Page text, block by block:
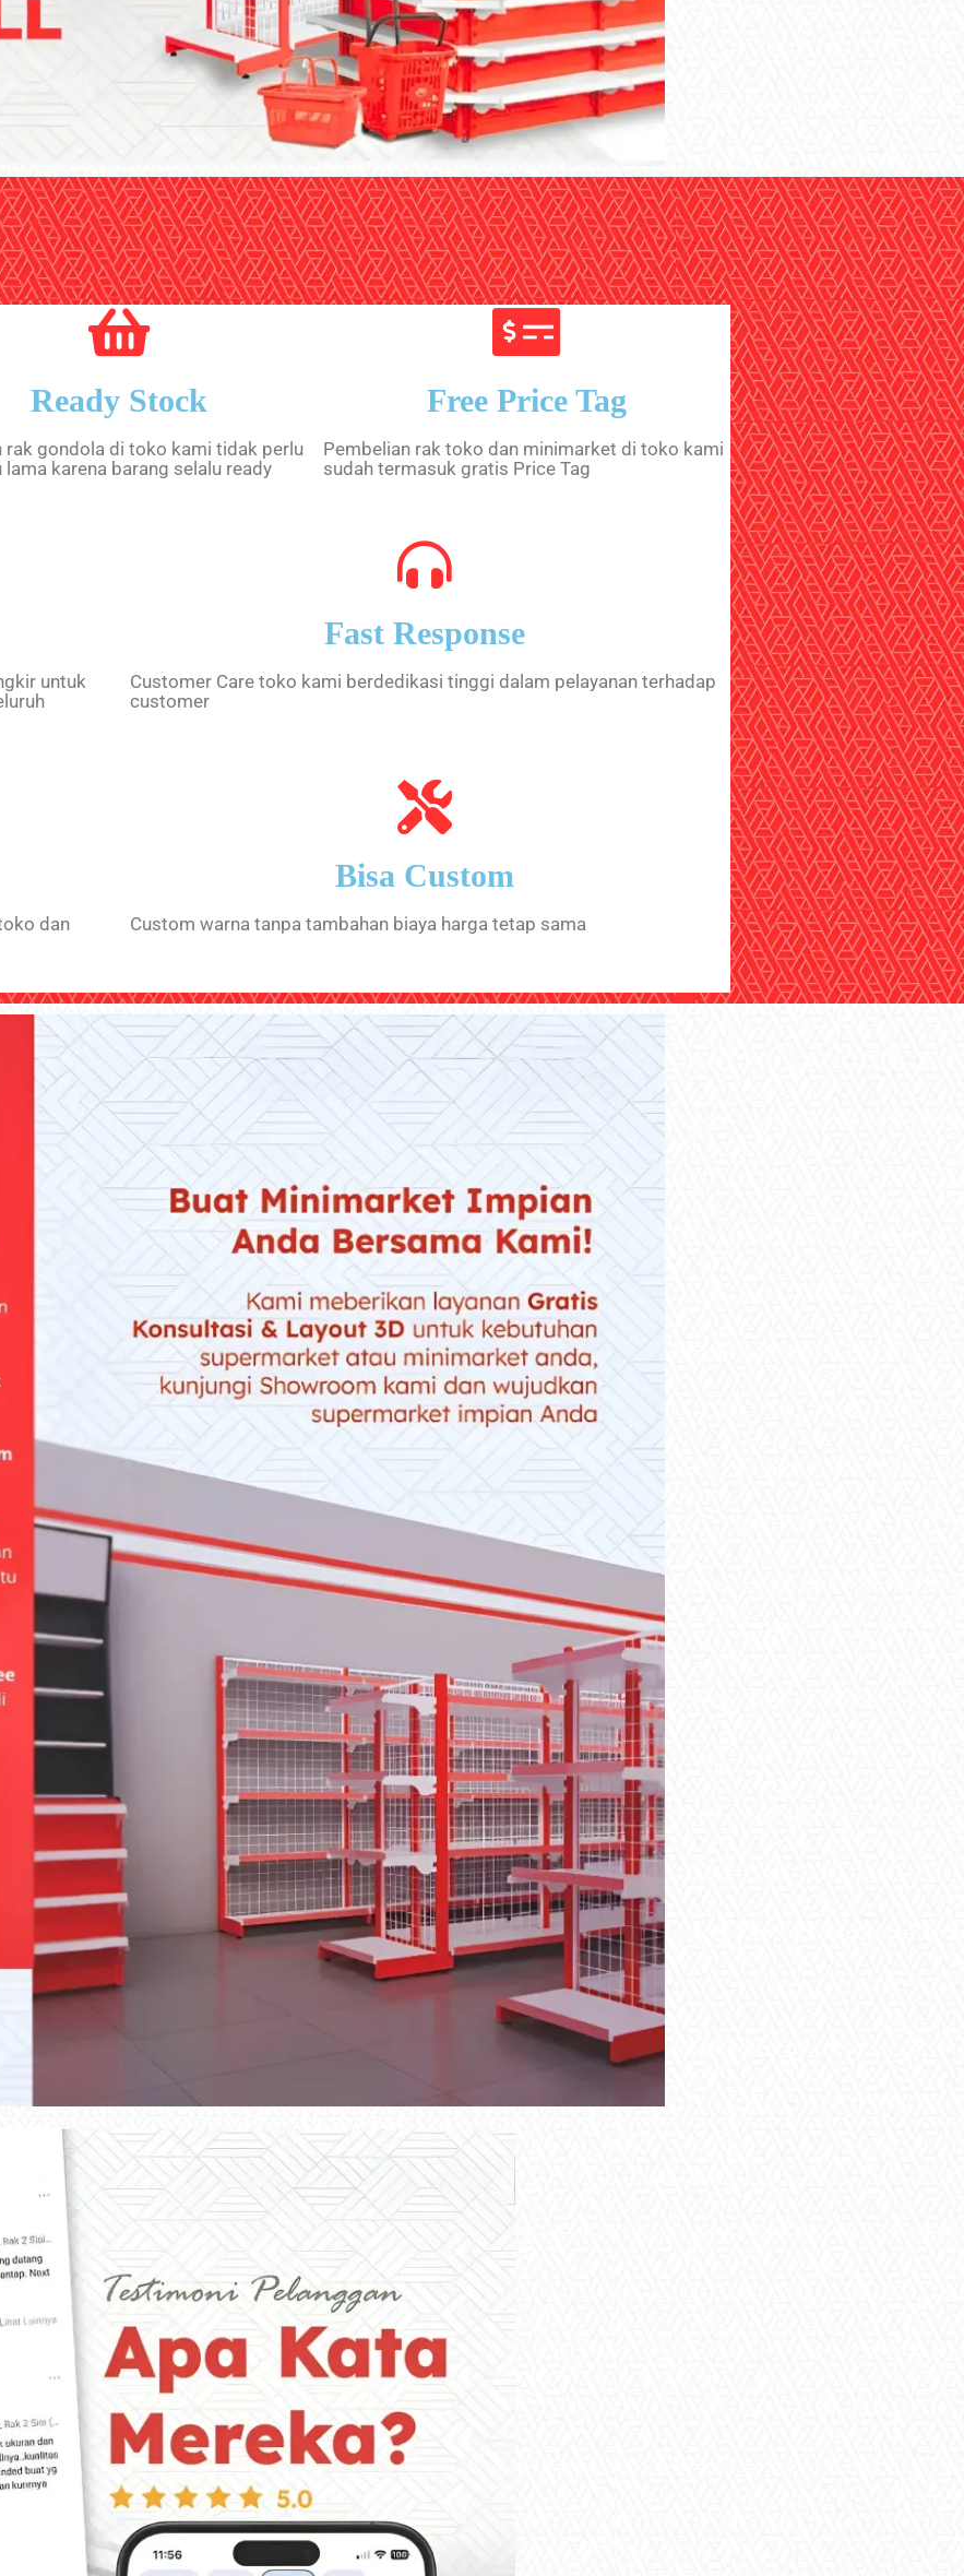
Ready Stock
rak gondola di toko kami tidak perlu
lama karena barang selalu ready
Free Price Tag
Pembelian rak toko dan minimarket di toko kami
sudah termasuk gratis Price Tag
untuk
Fast Response
Customer Care toko kami berdedikasi tinggi dalam pelayanan terhadap
customer
dan
Bisa Custom
Custom warna tanpa tambahan biaya harga tetap sama